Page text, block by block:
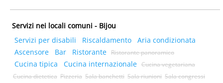
Servizi nei locali comuni - Bijou
Servizi per disabili
Riscaldamento
Aria condizionata
Ascensore
Bar Ristorante Ristorante panoramico
Cucina tipica Cucina internazionale Cucina vegetariana
Cucina dietetica Pizzeria Sala banchetti Sala riunioni Sala congressi